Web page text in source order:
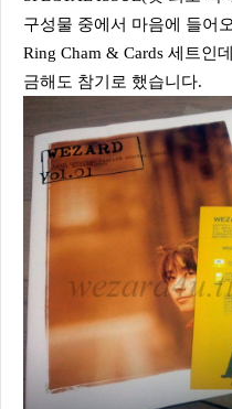
구성물 중에서 마음에 들어
Ring Cham & Cards 세트인
금해도 참기로 했습니다.